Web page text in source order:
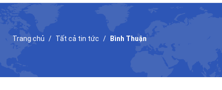
Trang chủ Tất cả tin tức Bình Thuận